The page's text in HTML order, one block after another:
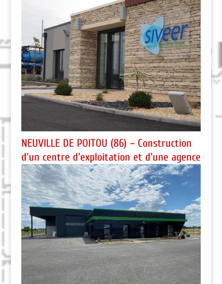
NEUVILLE DE POITOU (86) – Construction
d’un centre d’exploitation et d’une agence